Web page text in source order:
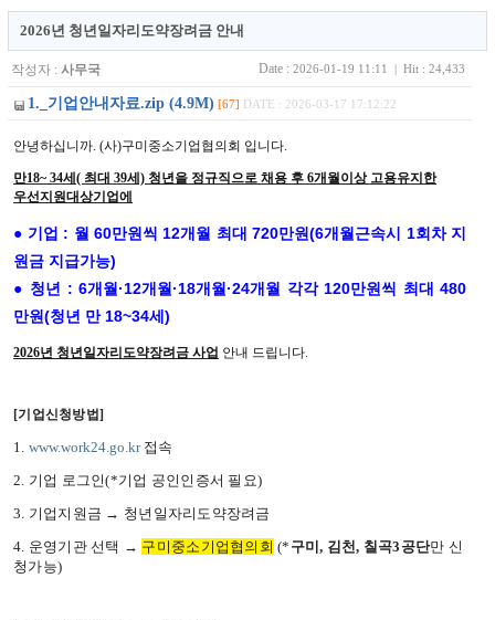
2026년 청년일자리도약장려금 안내
작성자 : 사무국 Date : 2026-01-19 11:11 | Hit : 24,433
1._기업안내자료.zip (4.9M) [67] DATE : 2026-03-17 17:12:22
안녕하십니까. (사)구미중소기업협의회 입니다.
만18~ 34세( 최대 39세) 청년을 정규직으로 채용 후 6개월이상 고용유지한
우선지원대상기업에
● 기업 : 월 60만원씩 12개월 최대 720만원(6개월근속시 1회차 지
원금 지급가능)
● 청년 : 6개월·12개월 ·18개월 ·24개월 각각 120만원씩 최대 480
만원(청년 만 18~34세)
2026년 청년일자리도약장려금 사업 안내 드립니다.
[기업신청방법]
1. www.work24.go.kr 접속
2. 기업 로그인(*기업 공인인증서 필요)
3. 기업지원금 → 청년일자리도약장려금
4. 운영기관 선택 → 구미중소기업협의회 (* 구미, 김천, 칠곡3공단만 신
청가능)